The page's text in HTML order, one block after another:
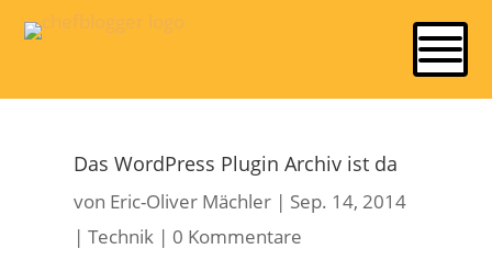
Das WordPress Plugin Archiv ist da
von Eric-Oliver Mächler | Sep. 14, 2014
|Technik | 0 Kommentare